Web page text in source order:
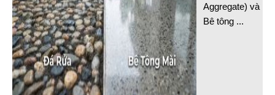
Aggregate) và
Bê tông ...